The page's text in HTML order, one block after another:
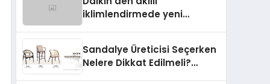
iklimlendirmede yeni
Sandalye Üreticisi Seçerken
Nelere Dikkat Edilmeli?